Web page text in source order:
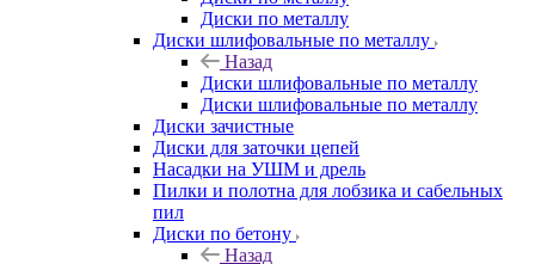
Диски по металлу
Диски шлифовальные по металлу
Назад
Диски шлифовальные по металлу
Диски шлифовальные по металлу
Диски зачистные
Диски для заточки цепей
Насадки на УШМ и дрель
Пилки и полотна для лобзика и сабельных
пил
Диски по бетону
Назад